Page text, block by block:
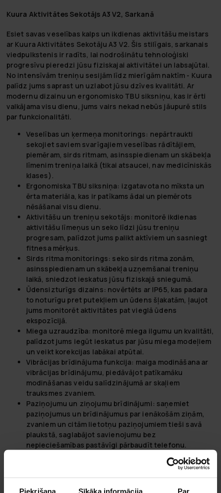
Piekrišana Sīkāka informācija Par
Kuura Aktivitātes Sekotājs A3 V2, Sarkanā
Esiet savas veselības kalps un ikdienas aktivitāšu meistars
ar Kuura Aktivitātes Sekotāju A3 V2. Šis stilīgais, sarkanais
viedpulkstenis ir radīts, lai nodrošinātu tehnoloģiski
progresīvu pieredzi jūsu fiziskajai aktivitātei un labsajūtai.
No intensīvām treniņu sesijām līdz mierīgām naktīm - Kuura
palīdz jums saprast un uzlabot jūsu dzīves kvalitāti. Ar
modernu dizainu un ergonomisko TBU siksniņu, kas ir ērti
valkājama visu dienu, jums vairs nekad nebūs jāupurē stils
par funkcionalitāti.
Veselības un ķermeņa monitorings: nepārtraukti
sekojiet saviem svarīgajiem veselības rādītājiem,
piemēram, sirds ritmam, asinsspiedienam un skābekļa
līmenim treniņa laikā (tikai atsaucei, nav medicīniskās
klases).
Ergonomiska TBU siksniņa: izgatavota no mīksta un
ērta materiāla, kas ir patīkams ādai un piemērots
nēsāšanai visu dienu.
Aktivitāšu un treniņu sekotājs: monitorē ikdienas
aktivitāšu līmeņus un seko līdzi jūsu treniņu
progresam, palīdzot jums palikt aktīviem un sasniegt
fitnesa mērķus.
Sirds ritma monitorings: seko sirds ritma zonām,
asinsspiedienam un skābekļa uzņemšanai treniņu
laikā, sniedzot ieskatus jūsu fiziskajā sniegumā.
Ūdensizturīgs dizains: novērtēts ar IP65, kas padara
to noturīgu pret putekļiem un ūdens šļakatām, ļaujot
jums monitorēt aktivitātes pat vieglā ūdens
ekspozīcijā.
Miega uzraudzība: monitorē miega ilgumu un kvalitāti,
palīdzot jums iegūt ieskatus par jūsu miega modeļiem
un veikt korekcijas labākai atpūtai.
Vibrācijas brīdinājuma funkcija: maiga modināšana ar
vibrācijas brīdinājumu, piedāvājot patīkamāku
modināšanas veidu salīdzinājumā ar skaļiem
trauksmes zvaniem.
Paziņojumu un ziņojumu brīdinājumi: saņemiet
paziņojumus un brīdinājumus par ienākošām ziņām,
zvaniem un citām lietotņu paziņojumiem tieši savā
plaukstā, saglabājot savienojumu bez
nepieciešamības pastāvīgi pārbaudīt telefonu.
ļauj jums vadīt savas viedtālruņa
mūziku treniņu laikā, pievienojot ērtības un uzlabojot
USB uzlāde:
viegla un ērta uzlāde caur USB